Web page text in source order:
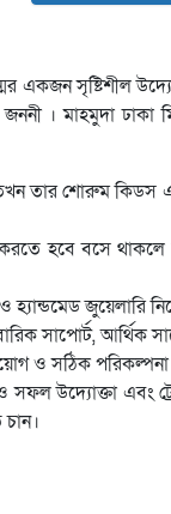
একজন সৃষ্টিশীল
জননী । মাহমুদা
তার শোরুম কিডস
হবে বসে
হ্যান্ডমেড জুয়েলারি
সাপোর্ট, আর্থিক
ও সঠিক
সফল উদ্যোক্তা এবং